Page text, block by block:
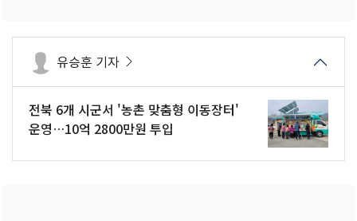
유승훈 기자
전북 6개 시군서 '농촌 맞춤형 이동장터'
운영…10억 2800만원 투입